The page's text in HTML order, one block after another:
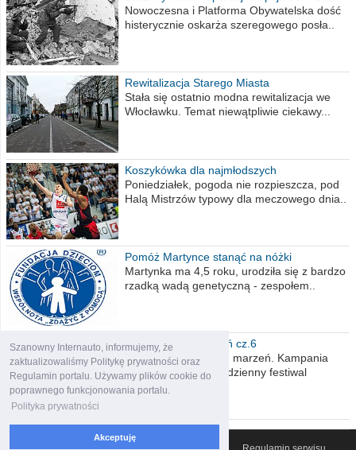
Szanowny Internauto, informujemy, że
zaktualizowaliśmy Politykę prywatności oraz
Regulamin portalu. Używamy plików cookie do
poprawnego funkcjonowania portalu.
Polityka prywatności
Akceptuję
Nowoczesna i Platforma Obywatelska dość
histerycznie oskarża szeregowego posła..
Rewitalizacja Starego Miasta
Stała się ostatnio modna rewitalizacja we
Włocławku. Temat niewątpliwie ciekawy...
Koszykówka dla najmłodszych
Poniedziałek, pogoda nie rozpieszcza, pod
Halą Mistrzów typowy dla meczowego dnia..
Pomóż Martynce stanąć na nóżki
Martynka ma 4,5 roku, urodziła się z bardzo
rzadką wadą genetyczną - zespołem..
Polska moich marzeń cz.6
Nadszedł kres moich marzeń. Kampania
wyborcza czyli niecodzienny festiwal
obietnic,..